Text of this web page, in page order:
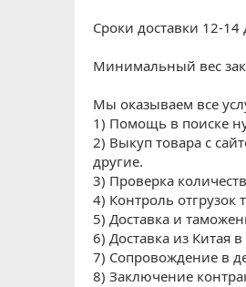
Сроки доставки 12-14
Минимальный вес
Мы оказываем все
1) Помощь в поиске
2) Выкуп товара с
другие.
3) Проверка
4) Контроль отгрузок
5) Доставка и
6) Доставка из Китая
7) Сопровождение в
8) Заключение